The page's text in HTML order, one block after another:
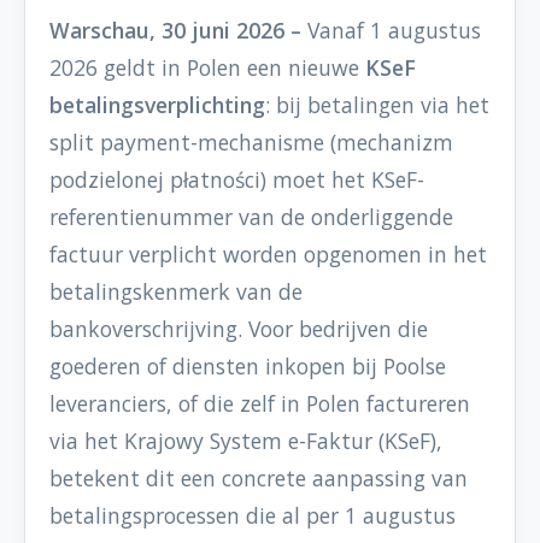
Warschau, 30 juni 2026 – Vanaf 1 augustus
2026 geldt in Polen een nieuwe KSeF
betalingsverplichting: bij betalingen via het
split payment-mechanisme (mechanizm
podzielonej płatności) moet het KSeF-
referentienummer van de onderliggende
factuur verplicht worden opgenomen in het
betalingskenmerk van de
bankoverschrijving. Voor bedrijven die
goederen of diensten inkopen bij Poolse
leveranciers, of die zelf in Polen factureren
via het Krajowy System e-Faktur (KSeF),
betekent dit een concrete aanpassing van
betalingsprocessen die al per 1 augustus